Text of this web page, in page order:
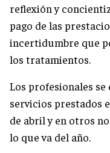
reflexión y
pago de las
incertidumbre que
los tratamientos.
Los profesionales
servicios prestados
de abril y en otros
lo que va del año.